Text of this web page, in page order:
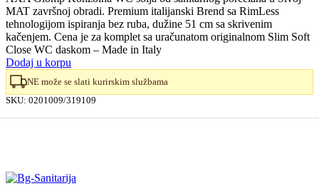
je
bila:
63.670,00 RSD.
je:
57.300,00 RSD.
MAT završnoj obradi. Premium italijanski Brend sa RimLess
tehnologijom ispiranja bez ruba, dužine 51 cm sa skrivenim
kačenjem. Cena je za komplet sa uračunatom originalnom Slim Soft
Close WC daskom – Made in Italy
Dodaj u korpu
NE može se slati kurirskim službama
SKU: 0201009/319109